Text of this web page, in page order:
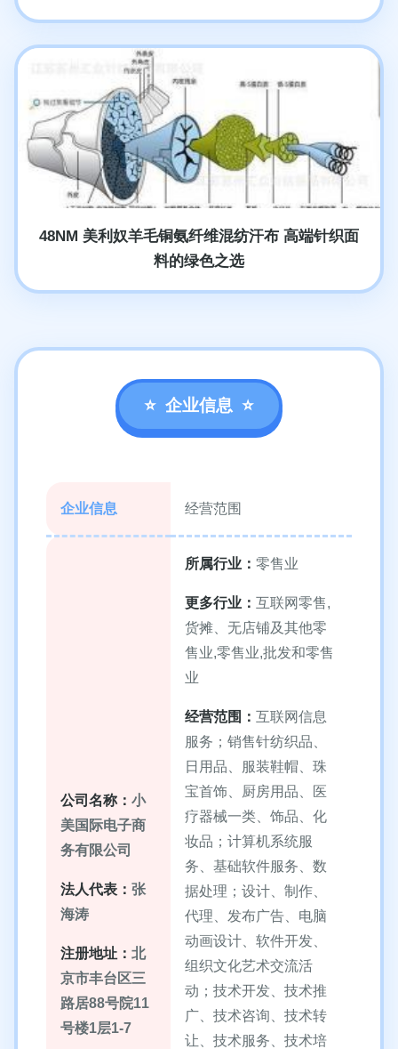
48NM 美利奴羊毛铜氨纤维混纺汗布 高端针织面
料的绿色之选
企业信息
企业信息 经营范围
公司名称： 小
美国际电子商
务有限公司
法人代表： 张
海涛
注册地址： 北
京市丰台区三
路居88号院11
号楼1层1-7
所属行业： 零售业
更多行业： 互联网零售,
货摊、无店铺及其他零
售业,零售业,批发和零售
业
经营范围： 互联网信息
服务；销售针纺织品、
日用品、服装鞋帽、珠
宝首饰、厨房用品、医
疗器械一类、饰品、化
妆品；计算机系统服
务、基础软件服务、数
据处理；设计、制作、
代理、发布广告、电脑
动画设计、软件开发、
组织文化艺术交流活
动；技术开发、技术推
广、技术咨询、技术转
让、技术服务、技术培